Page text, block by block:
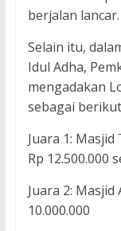
berjalan lancar.
Selain itu,
Idul Adha,
mengadakan
sebagai
Juara 1:
Rp 12.500.000
Juara 2: Masjid
10.000.000